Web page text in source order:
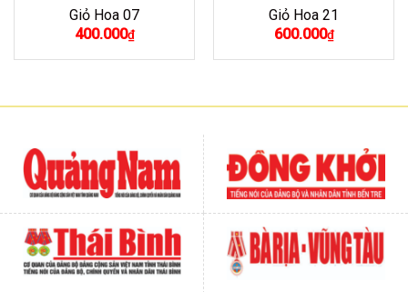
Giỏ Hoa 07
400.000₫
Giỏ Hoa 21
600.000₫